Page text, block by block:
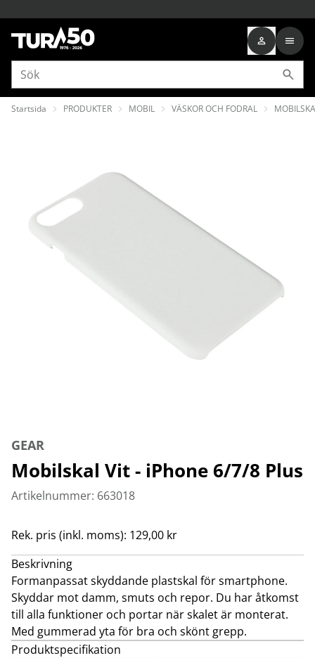
Startsida PRODUKTER MOBIL VÄSKOR OCH FODRAL
GEAR
Mobilskal Vit - iPhone 6/7/8 Plus
Artikelnummer: 663018
Rek. pris (inkl. moms): 129,00 kr
Beskrivning
Formanpassat skyddande plastskal för smartphone.
Skyddar mot damm, smuts och repor. Du har åtkomst
till alla funktioner och portar när skalet är monterat.
Med gummerad yta för bra och skönt grepp.
Produktspecifikation